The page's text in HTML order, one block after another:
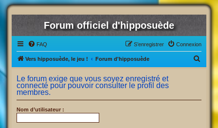
Forum officiel d'hipposuède
FAQ Connexion
S’enregistrer
Vers hipposuède, le jeu ! Forum d'hipposuède
Le forum exige que vous soyez enregistré et
connecté pour pouvoir consulter le profil des
membres.
Nom d’utilisateur :